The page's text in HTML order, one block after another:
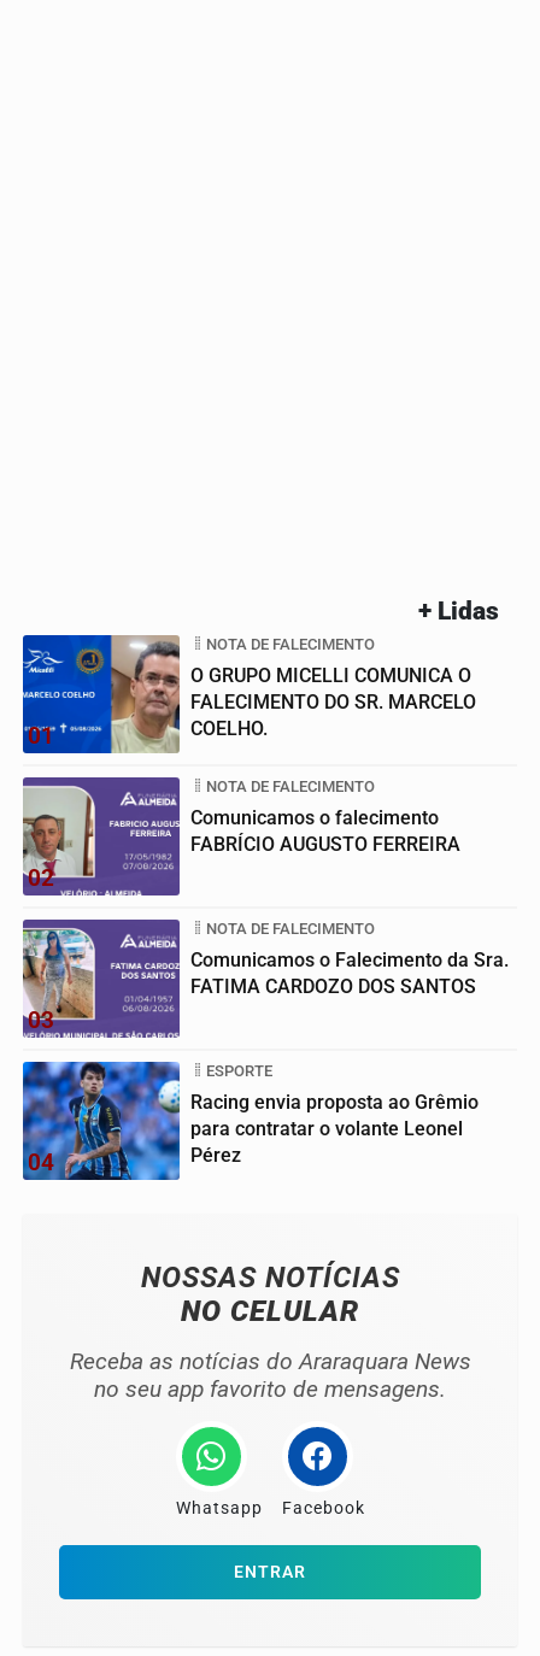
+ Lidas
01
NOTA DE FALECIMENTO
O GRUPO MICELLI COMUNICA O
FALECIMENTO DO SR. MARCELO
COELHO.
02
NOTA DE FALECIMENTO
Comunicamos o falecimento
FABRÍCIO AUGUSTO FERREIRA
03
NOTA DE FALECIMENTO
Comunicamos o Falecimento da Sra.
FATIMA CARDOZO DOS SANTOS
04
ESPORTE
Racing envia proposta ao Grêmio
para contratar o volante Leonel
Pérez
NOSSAS NOTÍCIAS
NO CELULAR
Receba as notícias do Araraquara News
no seu app favorito de mensagens.
Whatsapp Facebook
ENTRAR